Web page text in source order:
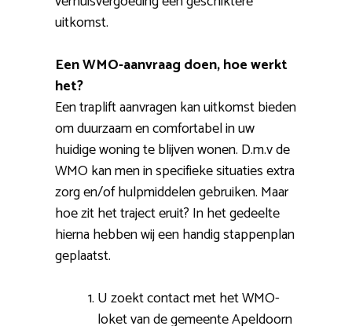
uitkomst.
Een WMO-aanvraag doen, hoe werkt
het?
Een traplift aanvragen kan uitkomst bieden
om duurzaam en comfortabel in uw
huidige woning te blijven wonen. D.m.v de
WMO kan men in specifieke situaties extra
zorg en/of hulpmiddelen gebruiken. Maar
hoe zit het traject eruit? In het gedeelte
hierna hebben wij een handig stappenplan
geplaatst.
U zoekt contact met het WMO-
loket van de gemeente Apeldoorn